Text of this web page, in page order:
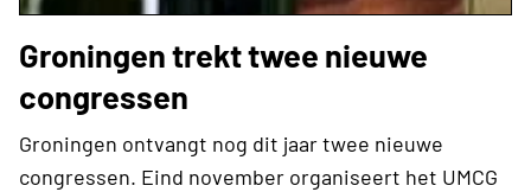
Groningen trekt twee nieuwe
congressen
Groningen ontvangt nog dit jaar twee nieuwe
congressen. Eind november organiseert het UMCG